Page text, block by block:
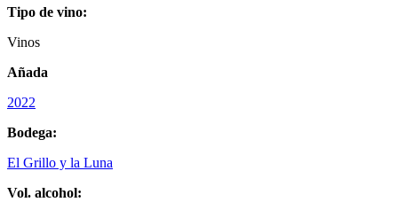
Tipo de vino:
Vinos
Añada
2022
Bodega:
El Grillo y la Luna
Vol. alcohol: